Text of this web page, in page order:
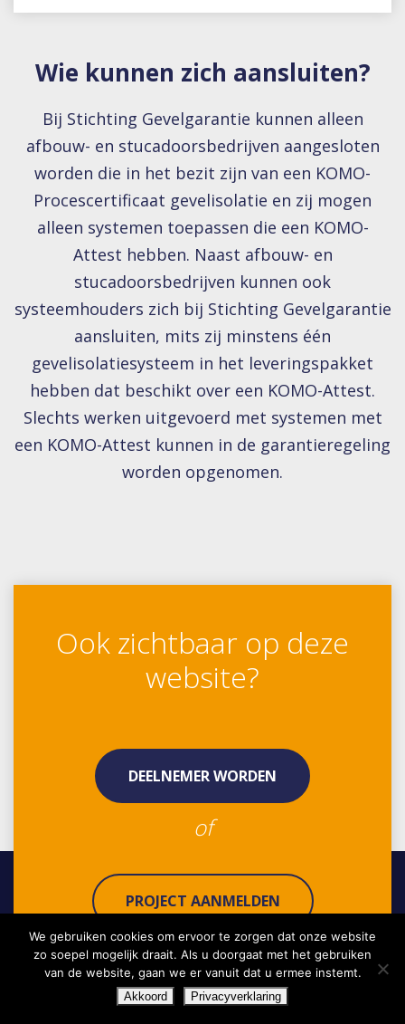
Wie kunnen zich aansluiten?
Bij Stichting Gevelgarantie kunnen alleen
afbouw- en stucadoorsbedrijven aangesloten
worden die in het bezit zijn van een KOMO-
Procescertificaat gevelisolatie en zij mogen
alleen systemen toepassen die een KOMO-
Attest hebben. Naast afbouw- en
stucadoorsbedrijven kunnen ook
systeemhouders zich bij Stichting Gevelgarantie
aansluiten, mits zij minstens één
gevelisolatiesysteem in het leveringspakket
hebben dat beschikt over een KOMO-Attest.
Slechts werken uitgevoerd met systemen met
een KOMO-Attest kunnen in de garantieregeling
worden opgenomen.
Ook zichtbaar op deze
website?
DEELNEMER WORDEN
of
PROJECT AANMELDEN
We gebruiken cookies om ervoor te zorgen dat onze website
zo soepel mogelijk draait. Als u doorgaat met het gebruiken
van de website, gaan we er vanuit dat u ermee instemt.
Akkoord Privacyverklaring